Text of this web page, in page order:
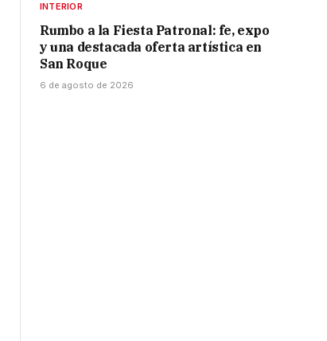
INTERIOR
Rumbo a la Fiesta Patronal: fe, expo
y una destacada oferta artística en
San Roque
6 de agosto de 2026